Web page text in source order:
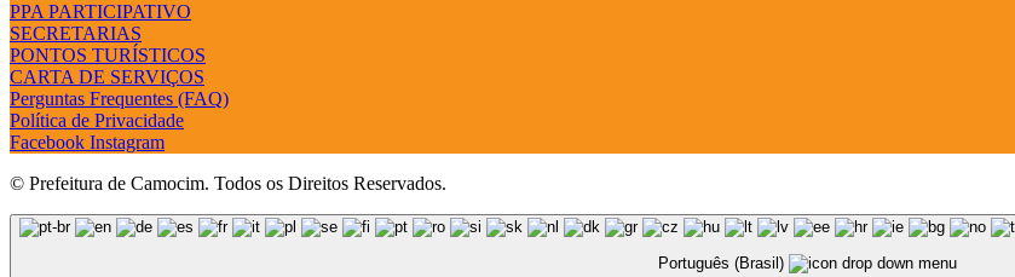
PPA PARTICIPATIVO
SECRETARIAS
PONTOS TURÍSTICOS
CARTA DE SERVIÇOS
Perguntas Frequentes (FAQ)
Política de Privacidade
Facebook Instagram
© Prefeitura de Camocim. Todos os Direitos Reservados.
Português (Brasil)